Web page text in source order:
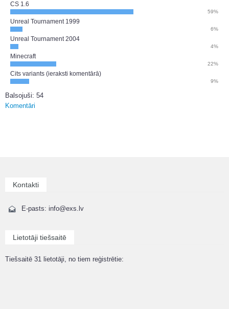
CS 1.6
59%
Unreal Tournament 1999
6%
Unreal Tournament 2004
4%
Minecraft
22%
Cits variants (ieraksti komentārā)
9%
Balsojuši: 54
Komentāri
Kontakti
E-pasts: info@exs.lv
Lietotāji tiešsaitē
Tiešsaitē 31 lietotāji, no tiem reģistrētie: